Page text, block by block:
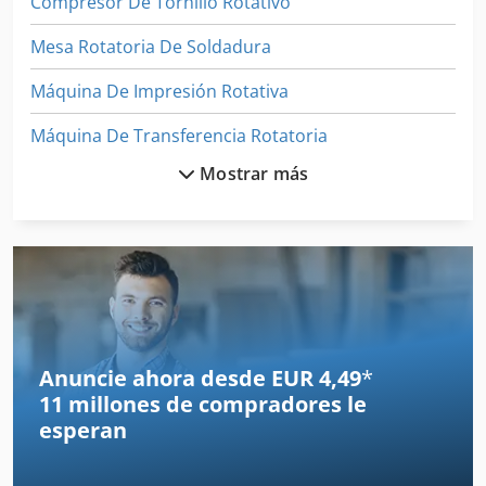
Mesa Rotatoria De Soldadura
Máquina De Impresión Rotativa
Máquina De Transferencia Rotatoria
Tijeras De Acero Plano
Tijeras De Billete
Tijeras De Bordes
Tijeras De Cocodrilo
Tijeras De Círculo
Mostrar más
Anuncie ahora desde EUR 4,49*
11 millones de compradores le
esperan